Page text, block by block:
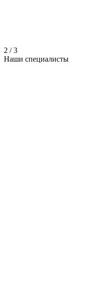
2 /3
Наши специалисты